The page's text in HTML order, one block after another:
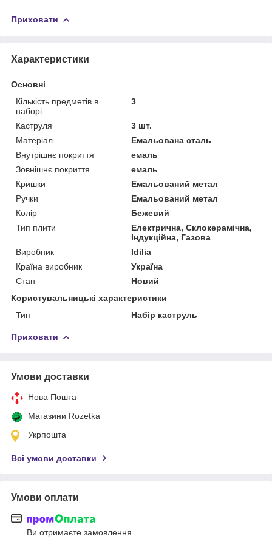
Приховати
Характеристики
Основні
Кількість предметів в
наборі
3
Каструля
3 шт.
Матеріал
Емальована сталь
Внутрішнє покриття
емаль
Зовнішнє покриття
емаль
Кришки
Емальований метал
Ручки
Емальований метал
Колір
Бежевий
Тип плити
Електрична, Склокерамічна,
Індукційна, Газова
Виробник
Idilia
Країна виробник
Україна
Стан
Новий
Користувальницькі характеристики
Тип
Набір каструль
Приховати
Умови доставки
Нова Пошта
Магазини Rozetka
Укрпошта
Всі умови доставки
Умови оплати
Ви отримаєте замовлення